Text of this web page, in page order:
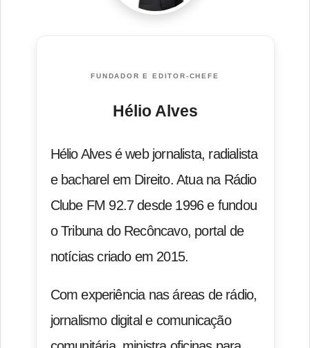
FUNDADOR E EDITOR-CHEFE
Hélio Alves
Hélio Alves é web jornalista, radialista
e bacharel em Direito. Atua na Rádio
Clube FM 92.7 desde 1996 e fundou
o Tribuna do Recôncavo, portal de
notícias criado em 2015.
Com experiência nas áreas de rádio,
jornalismo digital e comunicação